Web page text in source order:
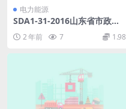
电力能源
SDA1-31-2016山东省市政工
程消耗量定额第一四册.pdf
2 年前 7 1.98